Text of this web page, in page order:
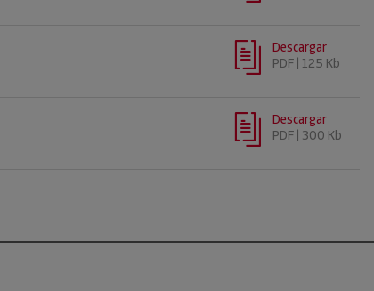
Descargar
PDF | 125 Kb
Descargar
PDF | 300 Kb